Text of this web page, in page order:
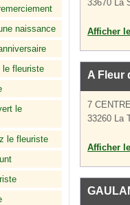
naissance
le fleuriste
le
le fleuriste
33670 La
Afficher
A Fleur
7
33260 La
Afficher